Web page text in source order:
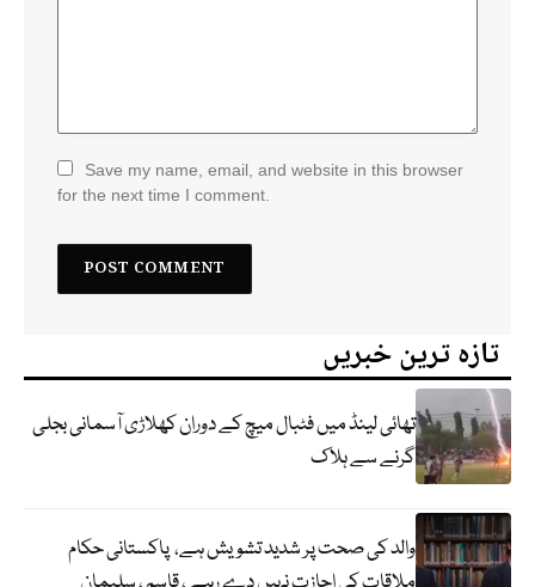
Save my name, email, and website in this browser
for the next time I comment.
تازہ ترین خبریں
تھائی لینڈ میں فٹبال میچ کے دوران کھلاڑی آسمانی بجلی
گرنے سے ہلاک
والد کی صحت پر شدید تشویش ہے، پاکستانی حکام